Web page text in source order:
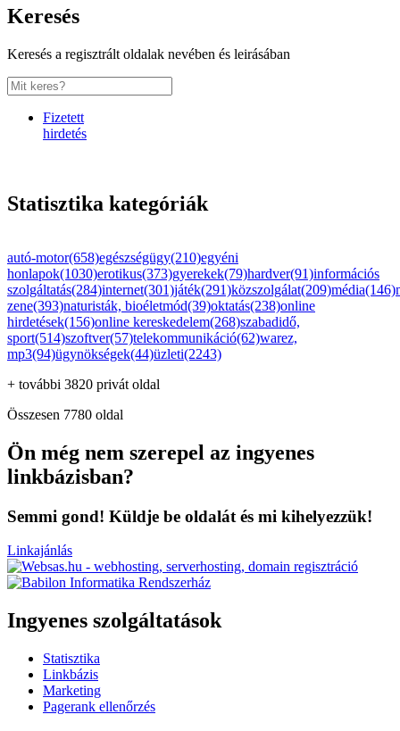
Keresés
Keresés a regisztrált oldalak nevében és leirásában
Fizetett
hirdetés
Statisztika kategóriák
autó-motor(658)egészségügy(210)egyéni
honlapok(1030)erotikus(373)gyerekek(79)hardver(91)információs
szolgáltatás(284)internet(301)játék(291)közszolgálat(209)média(146)
zene(393)naturisták, bioéletmód(39)oktatás(238)online
hirdetések(156)online kereskedelem(268)szabadidő,
sport(514)szoftver(57)telekommunikáció(62)warez,
mp3(94)ügynökségek(44)üzleti(2243)
+ további 3820 privát oldal
Összesen 7780 oldal
Ön még nem szerepel az ingyenes
linkbázisban?
Semmi gond! Küldje be oldalát és mi kihelyezzük!
Linkajánlás
Ingyenes szolgáltatások
Statisztika
Linkbázis
Marketing
Pagerank ellenőrzés